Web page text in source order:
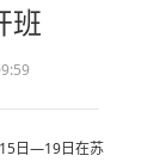
班
日—19日在苏